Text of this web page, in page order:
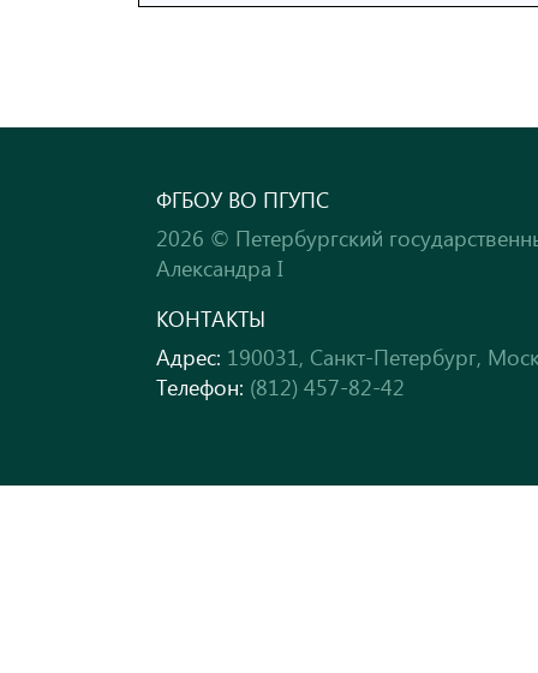
ФГБОУ ВО ПГУПС
2026 © Петербургский
Александра I
КОНТАКТЫ
Адрес: 190031, Санкт-Петербург,
Телефон: (812) 457-82-42